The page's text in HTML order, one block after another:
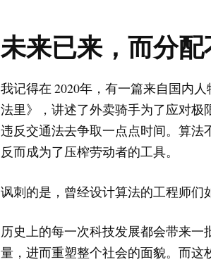
未来已来，而分配
我记得在 2020年，有一篇来自国内
法里》，讲述了外卖骑手为了应对
违反交通法去争取一点点时间。算法
反而成为了压榨劳动者的工具。
讽刺的是，曾经设计算法的工程师们
历史上的每一次科技发展都会带来
量，进而重塑整个社会的面貌。而这